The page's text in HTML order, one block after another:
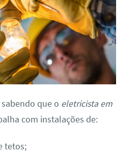
que o eletricista em
com instalações de:
tetos;